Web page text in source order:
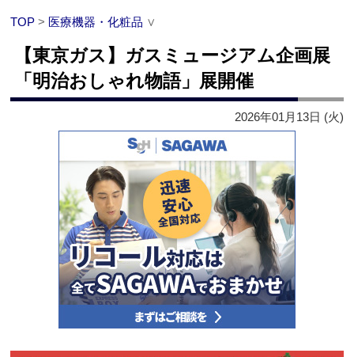
TOP > 医療機器・化粧品 ∨
【東京ガス】ガスミュージアム企画展
「明治おしゃれ物語」展開催
2026年01月13日 (火)